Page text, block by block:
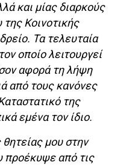
και μίας διαρκούς
Κοινοτικής
Τα τελευταία
οποίο λειτουργεί
αφορά τη λήψη
από τους κανόνες
της
εμένα τον ίδιο.
μου στην
προέκυψε από τις